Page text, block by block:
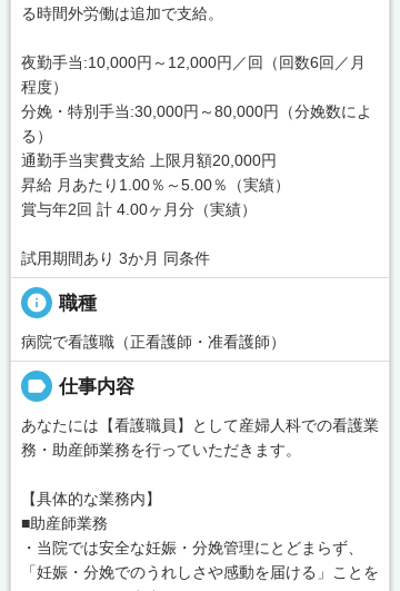
る時間外労働は追加で支給。
夜勤手当:10,000円～12,000円／回（回数6回／月
程度）
分娩・特別手当:30,000円～80,000円（分娩数によ
る）
通勤手当実費支給 上限月額20,000円
昇給 月あたり1.00％～5.00％（実績）
賞与年2回 計 4.00ヶ月分（実績）
試用期間あり 3か月 同条件
info 職種
病院で看護職（正看護師・准看護師）
label 仕事内容
あなたには【看護職員】として産婦人科での看護業
務・助産師業務を行っていただきます。
【具体的な業務内】
■助産師業務
・当院では安全な妊娠・分娩管理にとどまらず、
「妊娠・分娩でのうれしさや感動を届ける」ことを